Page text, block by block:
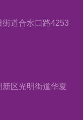
道合水口路4253
区光明街道华夏